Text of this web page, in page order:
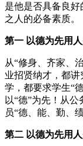
是他是否具备良
之人的必备素质。
第一 以德为先用
从“修身、齐家、
业招贤纳才，都讲
学，都要求学生“
以“德”为先！从
员“德、能、勤、
第二 以德为先用